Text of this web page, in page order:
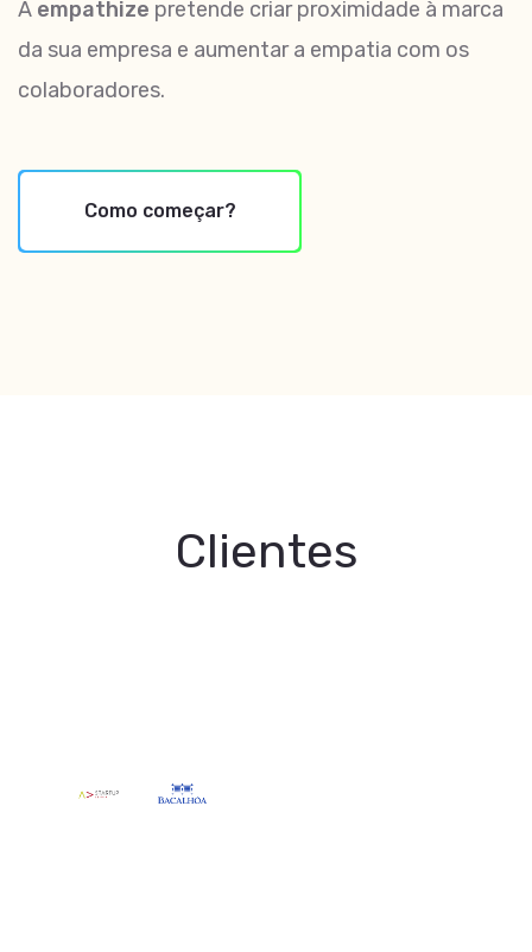
A empathize pretende criar proximidade à marca
da sua empresa e aumentar a empatia com os
colaboradores.
Como começar?
Clientes